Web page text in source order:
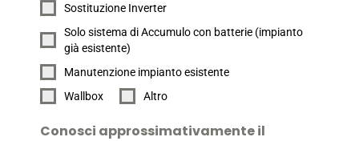
Sostituzione Inverter
Solo sistema di Accumulo con batterie (impianto
già esistente)
Manutenzione impianto esistente
Wallbox
Altro
Conosci approssimativamente il